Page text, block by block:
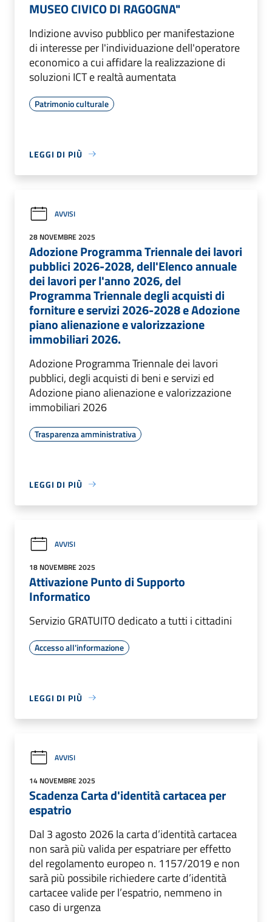
MUSEO CIVICO DI RAGOGNA"
Indizione avviso pubblico per manifestazione
di interesse per l'individuazione dell'operatore
economico a cui affidare la realizzazione di
soluzioni ICT e realtà aumentata
Patrimonio culturale
LEGGI DI PIÙ
AVVISI
28 NOVEMBRE 2025
Adozione Programma Triennale dei lavori
pubblici 2026-2028, dell'Elenco annuale
dei lavori per l'anno 2026, del
Programma Triennale degli acquisti di
forniture e servizi 2026-2028 e Adozione
piano alienazione e valorizzazione
immobiliari 2026.
Adozione Programma Triennale dei lavori
pubblici, degli acquisti di beni e servizi ed
Adozione piano alienazione e valorizzazione
immobiliari 2026
Trasparenza amministrativa
LEGGI DI PIÙ
AVVISI
18 NOVEMBRE 2025
Attivazione Punto di Supporto
Informatico
Servizio GRATUITO dedicato a tutti i cittadini
Accesso all'informazione
LEGGI DI PIÙ
AVVISI
14 NOVEMBRE 2025
Scadenza Carta d'identità cartacea per
espatrio
Dal 3 agosto 2026 la carta d’identità cartacea
non sarà più valida per espatriare per effetto
del regolamento europeo n. 1157/2019 e non
sarà più possibile richiedere carte d’identità
cartacee valide per l’espatrio, nemmeno in
caso di urgenza